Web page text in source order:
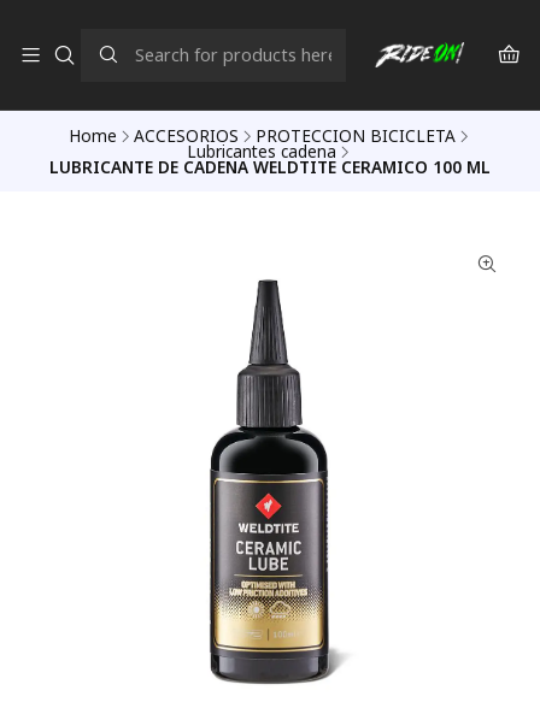
Home ACCESORIOS PROTECCION BICICLETA
Lubricantes cadena
LUBRICANTE DE CADENA WELDTITE CERAMICO 100 ML